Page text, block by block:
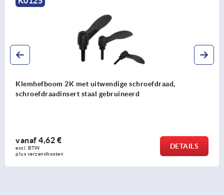
Klemhefboom zinkspuitgietwerk met binnendraad,
zijdemat, schroefdraadinsert staal gezwart
vanaf4,47 €
excl. BTW
plus verzendkosten
DETAILS